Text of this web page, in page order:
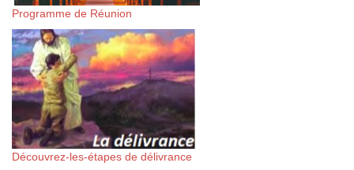
Programme de Réunion
Découvrez-les-étapes de délivrance